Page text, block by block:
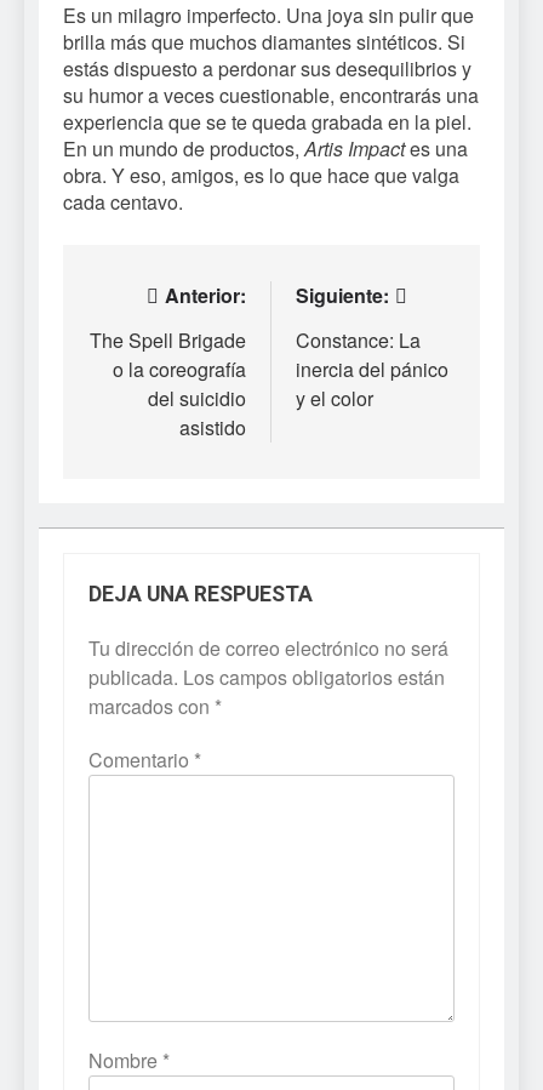
Es un milagro imperfecto. Una joya sin pulir que
brilla más que muchos diamantes sintéticos. Si
estás dispuesto a perdonar sus desequilibrios y
su humor a veces cuestionable, encontrarás una
experiencia que se te queda grabada en la piel.
En un mundo de productos,Artis Impactes una
obra. Y eso, amigos, es lo que hace que valga
cada centavo.
Navegación
de
entradas
Anterior:
The Spell Brigade
o la coreografía
del suicidio
asistido
Siguiente:
Constance: La
inercia del pánico
y el color
DEJA UNA RESPUESTA
Tu dirección de correo electrónico no será
publicada. Los campos obligatorios están
marcados con *
Comentario *
Nombre *